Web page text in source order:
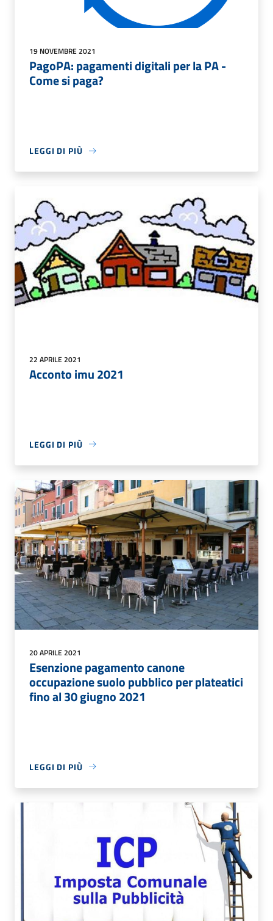
19 NOVEMBRE 2021
PagoPA: pagamenti digitali per la PA -
Come si paga?
LEGGI DI PIÙ
22 APRILE 2021
Acconto imu 2021
LEGGI DI PIÙ
20 APRILE 2021
Esenzione pagamento canone
occupazione suolo pubblico per plateatici
fino al 30 giugno 2021
LEGGI DI PIÙ